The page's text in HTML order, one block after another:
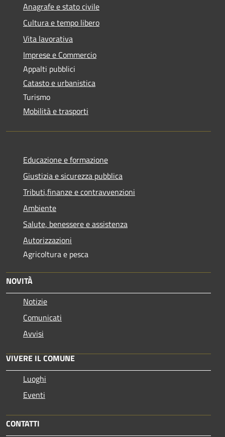
Anagrafe e stato civile
Cultura e tempo libero
Vita lavorativa
Imprese e Commercio
Appalti pubblici
Catasto e urbanistica
Turismo
Mobilità e trasporti
Educazione e formazione
Giustizia e sicurezza pubblica
Tributi,finanze e contravvenzioni
Ambiente
Salute, benessere e assistenza
Autorizzazioni
Agricoltura e pesca
NOVITÀ
Notizie
Comunicati
Avvisi
VIVERE IL COMUNE
Luoghi
Eventi
CONTATTI